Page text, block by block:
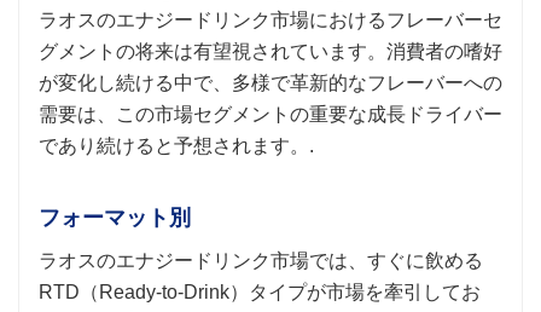
ラオスのエナジードリンク市場におけるフレーバーセ
グメントの将来は有望視されています。消費者の嗜好
が変化し続ける中で、多様で革新的なフレーバーへの
需要は、この市場セグメントの重要な成長ドライバー
であり続けると予想されます。.
フォーマット別
ラオスのエナジードリンク市場では、すぐに飲める
RTD（Ready-to-Drink）タイプが市場を牽引してお